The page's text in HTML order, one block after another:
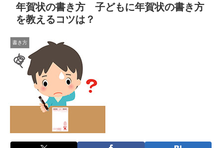
年賀状の書き方 子どもに年賀状の書き方
を教えるコツは？
書き方